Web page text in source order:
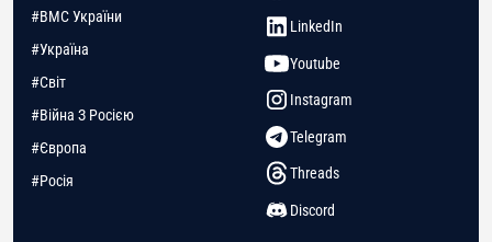
#ВМС України
#Україна
#Світ
#Війна З Росією
#Європа
#Росія
LinkedIn
Youtube
Instagram
Telegram
Threads
Discord